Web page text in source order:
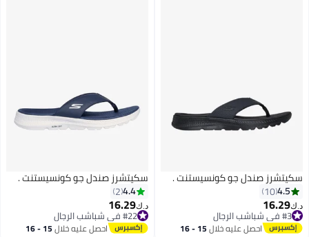
سكيتشرز صندل جو كونسيستنت .
4.5
10
د.ك‏16.29
#3 في شباشب الرجال
#3 في شباشب الرجال احصل عليه خلال 15 - 16
سكيتشرز صندل جو كونسيستنت .
4.4
2
د.ك‏16.29
#22 في شباشب الرجال
#22 في شباشب الرجال احصل عليه خلال 15 - 16